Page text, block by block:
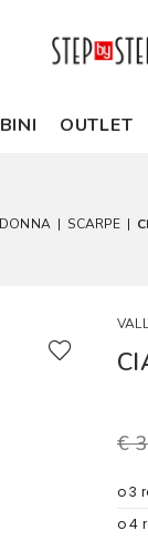
OUTLET
DONNA | SCARPE |
€